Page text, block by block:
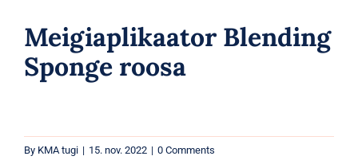
Meik
Parfüümid
Meigiaplikaator Blending
Sponge roosa
By KMA tugi | 15. nov. 2022 | 0 Comments